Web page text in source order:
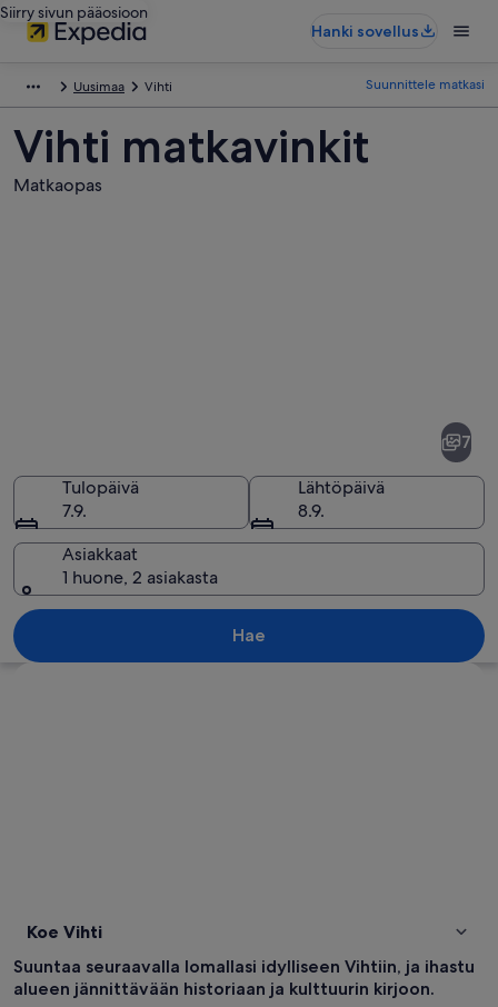
Siirry sivun pääosioon
Hanki sovellus
Uusimaa Vihti Suunnittele matkasi
Vihti matkavinkit
Matkaopas
Tiheä metsä, jonka läpi virtaa joki.
7
Tulopäivä
7.9.
Lähtöpäivä
8.9.
Asiakkaat
1 huone, 2 asiakasta
Hae
Koe Vihti
Suuntaa seuraavalla lomallasi idylliseen Vihtiin, ja ihastu
alueen jännittävään historiaan ja kulttuurin kirjoon.